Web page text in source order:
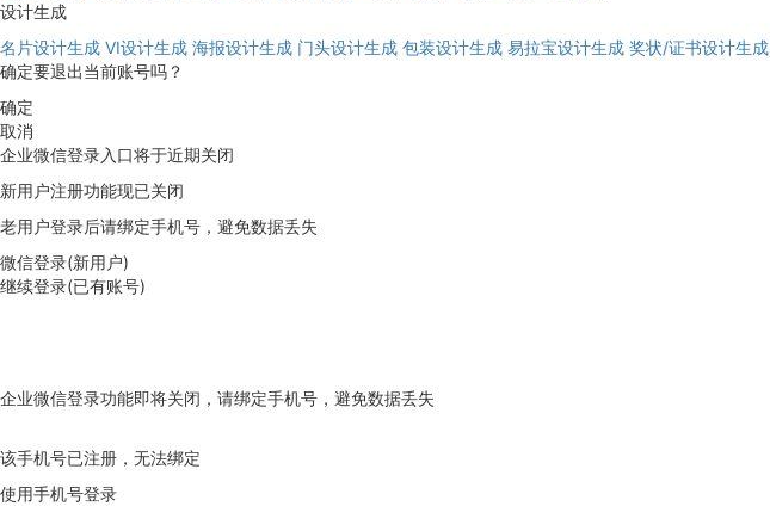
设计生成
名片设计生成 VI设计生成 海报设计生成 门头设计生成 包装设计生成 易拉宝设计生成 奖状/证书设计生成
确定要退出当前账号吗？
确定
取消
企业微信登录入口将于近期关闭
新用户注册功能现已关闭
老用户登录后请绑定手机号，避免数据丢失
微信登录(新用户)
继续登录(已有账号)
企业微信登录功能即将关闭，请绑定手机号，避免数据丢失
该手机号已注册，无法绑定
使用手机号登录